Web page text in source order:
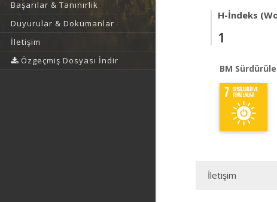
Başarılar & Tanınırlık
Duyurular & Dokümanlar
İletişim
Özgeçmiş Dosyası İndir
H-İndeks
1
BM
İletişim